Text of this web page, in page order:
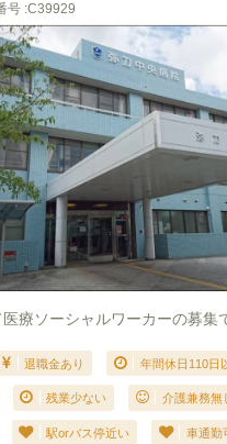
号 :C39929
療ソーシャルワーカーの募集
退職金あり 年間休日110日
残業少ない 介護兼務無
駅orバス停近い 車通勤